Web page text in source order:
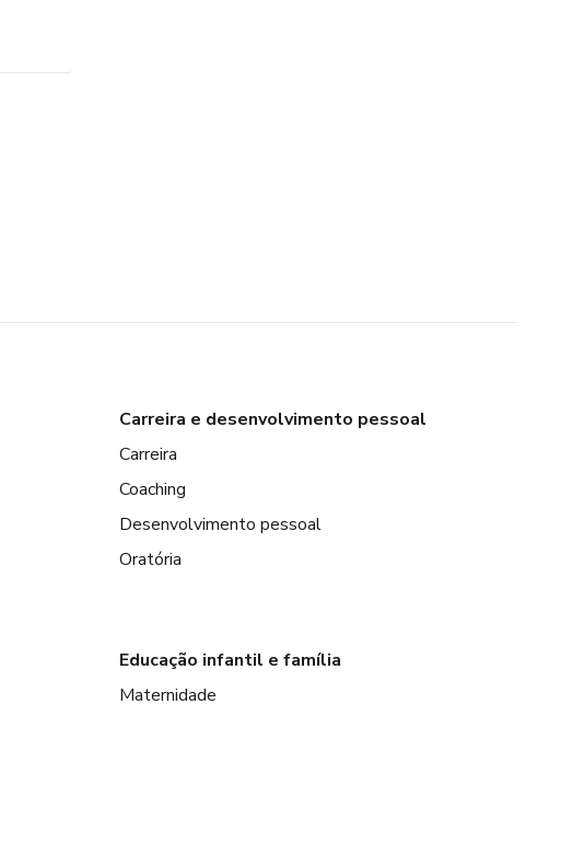
Carreira e desenvolvimento pessoal
Carreira
Coaching
Desenvolvimento pessoal
Oratória
Educação infantil e família
Maternidade